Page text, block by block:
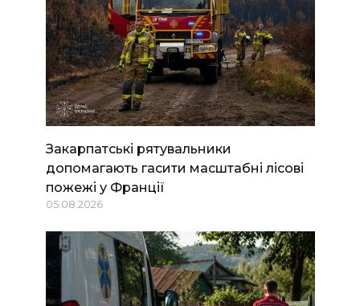
Закарпатські рятувальники
допомагають гасити масштабні лісові
пожежі у Франції
05.08.2026